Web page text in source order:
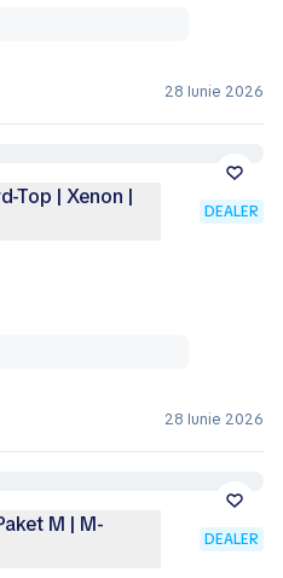
28 Iunie 2026
Top | Xenon |
DEALER
28 Iunie 2026
M | M-
DEALER